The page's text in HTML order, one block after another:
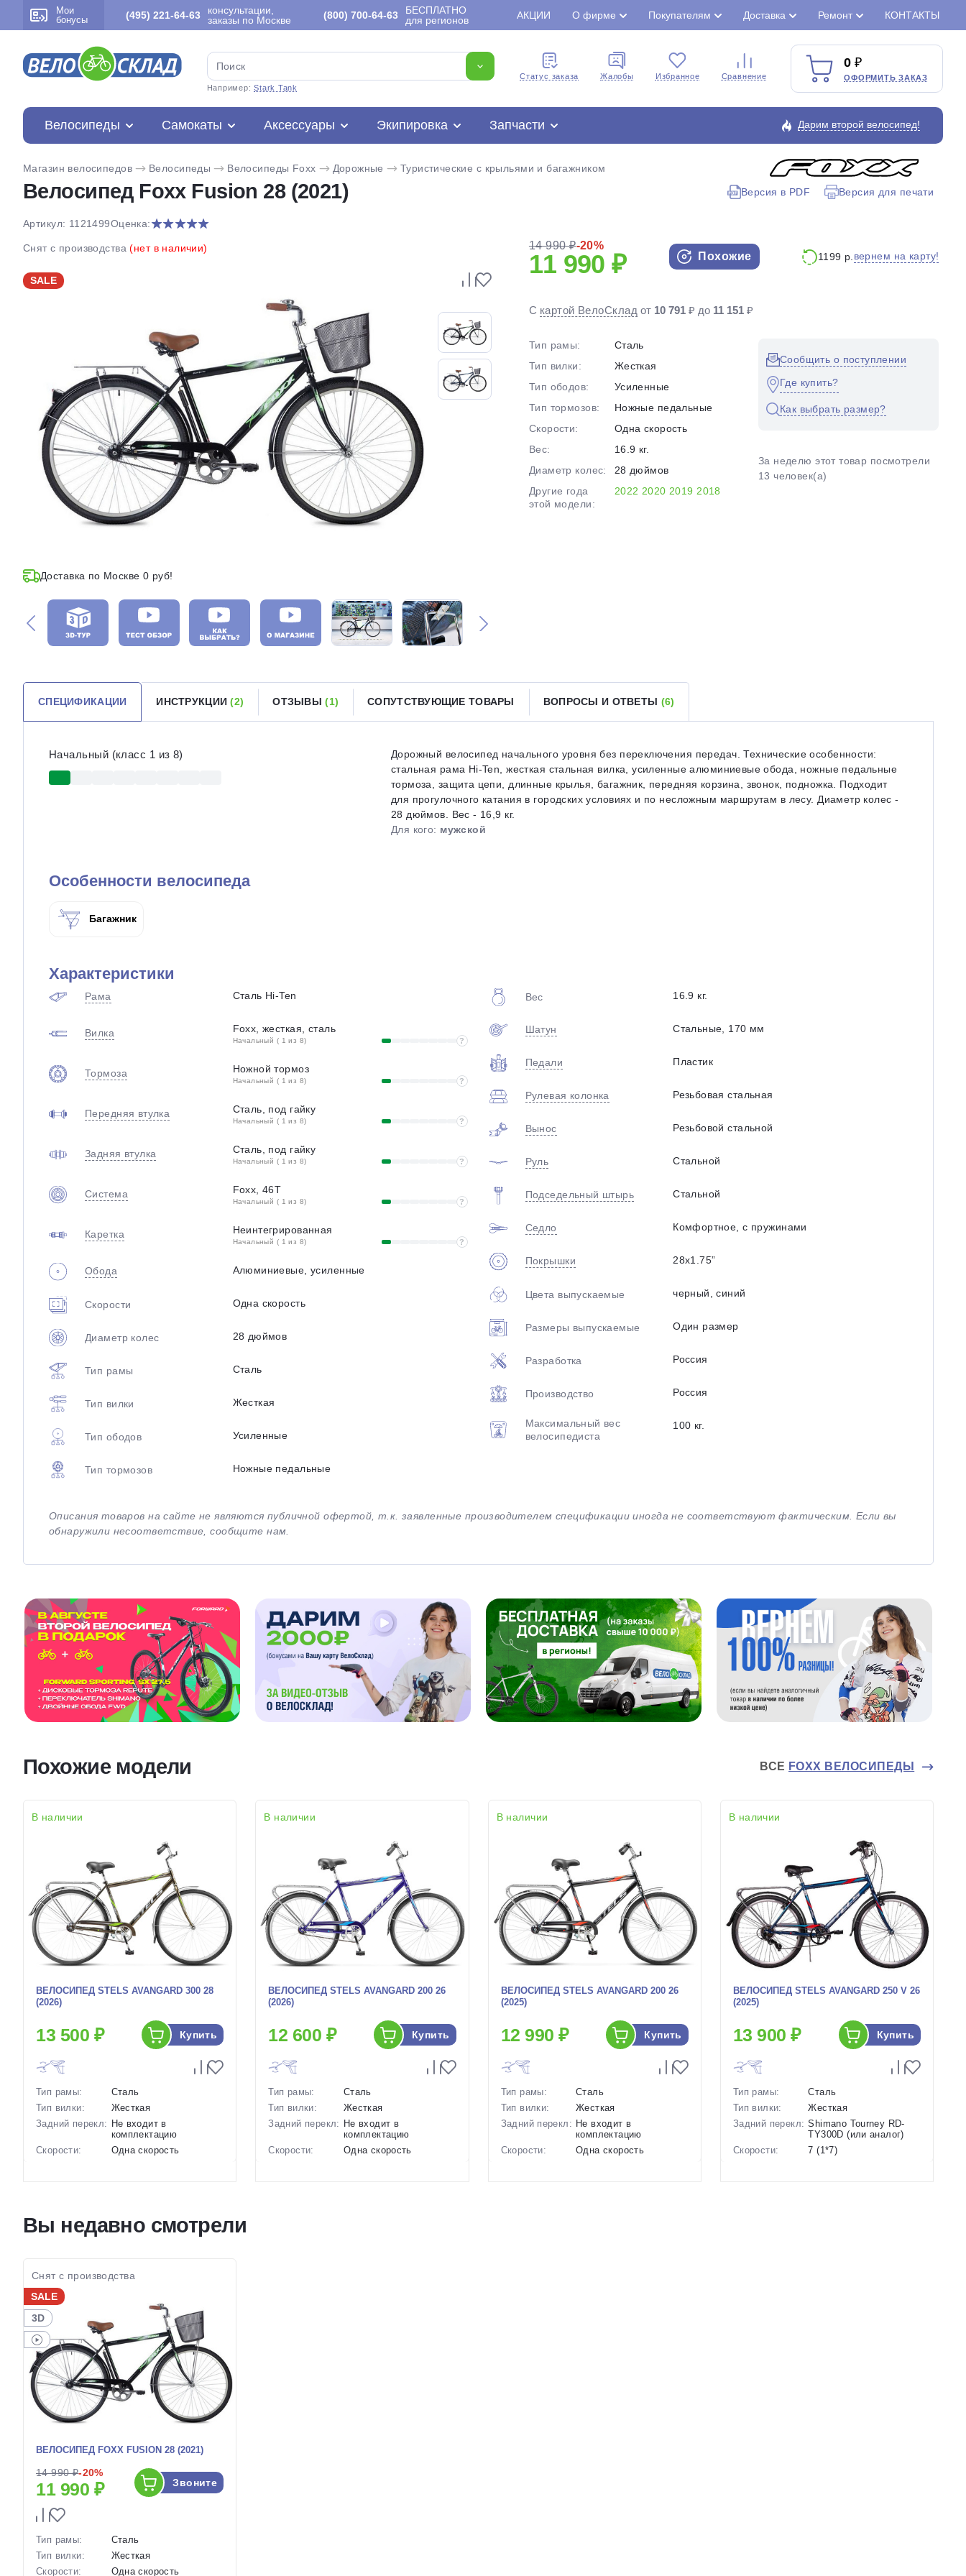
Мои
бонусы
(495) 221-64-63
консультации,
заказы по Москве
(800) 700-64-63
БЕСПЛАТНО
для регионов
АКЦИИ О фирме Покупателям Доставка Ремонт КОНТАКТЫ
Например:Stark Tank
Cтатус заказа Жалобы Избранное Сравнение
0
ОФОРМИТЬ ЗАКАЗ
Велосипеды Самокаты Аксессуары Экипировка Запчасти Дарим второй велосипед!
Магазин велосипедов Велосипеды Велосипеды Foxx Дорожные Туристические с крыльями и багажником
Велосипед Foxx Fusion 28 (2021) Версия в PDF Версия для печати
Артикул: 1121499Оценка:
Снят с производства(нет в наличии)
SALE
Доставка по Москве 0 руб!
14 990 ₽-20%
11 990 ₽ Похожие 1199 р. вернем на карту!
С картой ВелоСклад от 10 791 ₽ до 11 151 ₽
Тип рамы:
Сталь
Тип вилки:
Жесткая
Тип ободов:
Усиленные
Тип тормозов:
Ножные педальные
Скорости:
Одна скорость
Вес:
16.9 кг.
Диаметр колес:
28 дюймов
Другие года
этой модели:
2022 2020 2019 2018
Сообщить о поступлении
Где купить?
Как выбрать размер?
За неделю этот товар посмотрели
13 человек(а)
СПЕЦИФИКАЦИИ ИНСТРУКЦИИ(2) ОТЗЫВЫ(1) СОПУТСТВУЮЩИЕ ТОВАРЫ ВОПРОСЫ И ОТВЕТЫ (6)
Начальный (класс 1 из 8)
Дорожный велосипед начального уровня без переключения передач. Технические особенности:
стальная рама Hi-Ten, жесткая стальная вилка, усиленные алюминиевые обода, ножные педальные
тормоза, защита цепи, длинные крылья, багажник, передняя корзина, звонок, подножка. Подходит
для прогулочного катания в городских условиях и по несложным маршрутам в лесу. Диаметр колес -
28 дюймов. Вес - 16,9 кг.
Для кого: мужской
Особенности велосипеда
Багажник
Характеристики
Рама Сталь Hi-Ten
Вилка Foxx, жесткая, сталь
Начальный ( 1 из 8) ?
Тормоза Ножной тормоз
Начальный ( 1 из 8) ?
Передняя втулка Сталь, под гайку
Начальный ( 1 из 8) ?
Задняя втулка Сталь, под гайку
Начальный ( 1 из 8) ?
Система Foxx, 46T
Начальный ( 1 из 8) ?
Каретка Неинтегрированная
Начальный ( 1 из 8) ?
Обода Алюминиевые, усиленные
Скорости Одна скорость
Диаметр колес 28 дюймов
Тип рамы Сталь
Тип вилки Жесткая
Тип ободов Усиленные
Тип тормозов Ножные педальные
Вес 16.9 кг.
Шатун Стальные, 170 мм
Педали Пластик
Рулевая колонка Резьбовая стальная
Вынос Резьбовой стальной
Руль Стальной
Подседельный штырь Стальной
Седло Комфортное, с пружинами
Покрышки 28х1.75”
Цвета выпускаемые черный, синий
Размеры выпускаемые Один размер
Разработка Россия
Производство Россия
Максимальный вес
велосипедиста
100 кг.
Описания товаров на сайте не являются публичной офертой, т.к. заявленные производителем спецификации иногда не соответствуют фактическим. Если вы
обнаружили несоответствие, сообщите нам.
Похожие модели ВСЕ FOXX ВЕЛОСИПЕДЫ
В наличии
ВЕЛОСИПЕД STELS AVANGARD 300 28
(2026)
13 500 ₽ Купить
Тип рамы:
Сталь
Тип вилки:
Жесткая
Задний перекл: Не входит в
комплектацию
Скорости:
Одна скорость
Цвет-размер в
наличии:
20 Черный, 20 Зеленый,
20 Синий
В наличии
ВЕЛОСИПЕД STELS AVANGARD 200 26
(2026)
12 600 ₽ Купить
Тип рамы:
Сталь
Тип вилки:
Жесткая
Задний перекл: Не входит в
комплектацию
Скорости:
Одна скорость
В наличии
ВЕЛОСИПЕД STELS AVANGARD 200 26
(2025)
12 990 ₽ Купить
Тип рамы:
Сталь
Тип вилки:
Жесткая
Задний перекл: Не входит в
комплектацию
Скорости:
Одна скорость
В наличии
ВЕЛОСИПЕД STELS AVANGARD 250 V 26
(2025)
13 900 ₽ Купить
Тип рамы:
Сталь
Тип вилки:
Жесткая
Задний перекл: Shimano Tourney RD-
TY300D (или аналог)
Скорости:
7 (1*7)
Вы недавно смотрели
Снят с производства
SALE
3D
ВЕЛОСИПЕД FOXX FUSION 28 (2021)
14 990 ₽-20%
11 990 ₽ Звоните
Тип рамы:
Сталь
Тип вилки:
Жесткая
Скорости:
Одна скорость
Разбейте
оплату
на части
без переплат
График платежей
Сегодня
25%
Оплачивайте сегодня только
25% картой любого банка
Подробнееоб оплате Плайтом